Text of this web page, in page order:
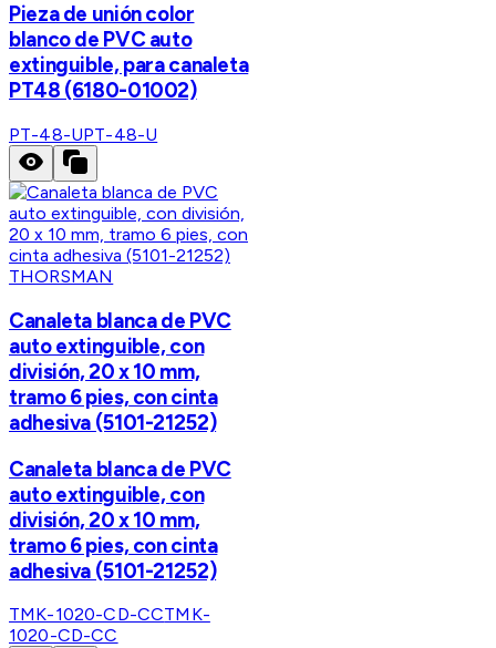
Pieza de unión color
blanco de PVC auto
extinguible, para canaleta
PT48 (6180-01002)
PT-48-UPT-48-U
THORSMAN
Canaleta blanca de PVC
auto extinguible, con
división, 20 x 10 mm,
tramo 6 pies, con cinta
adhesiva (5101-21252)
Canaleta blanca de PVC
auto extinguible, con
división, 20 x 10 mm,
tramo 6 pies, con cinta
adhesiva (5101-21252)
TMK-1020-CD-CCTMK-
1020-CD-CC